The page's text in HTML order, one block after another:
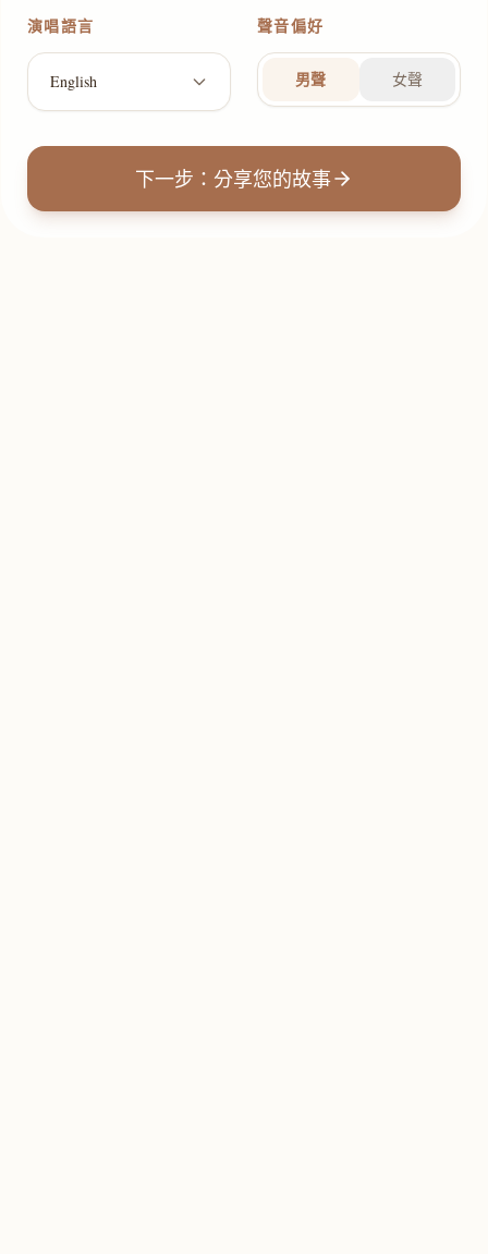
演唱語言
English
聲音偏好
男聲 女聲
下一步：分享您的故事